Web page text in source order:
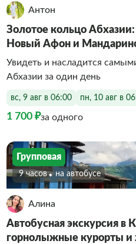
Антон
Золотое кольцо Абхазии:
Новый Афон и
Увидеть и насладится
Абхазии за один день
вс, 9 авг в 06:00 пн, 10 авг в
1 700 ₽за одного
Групповая
9 часов На автобусе
Алина
Автобусная экскурсия в
горнолыжные курорты и